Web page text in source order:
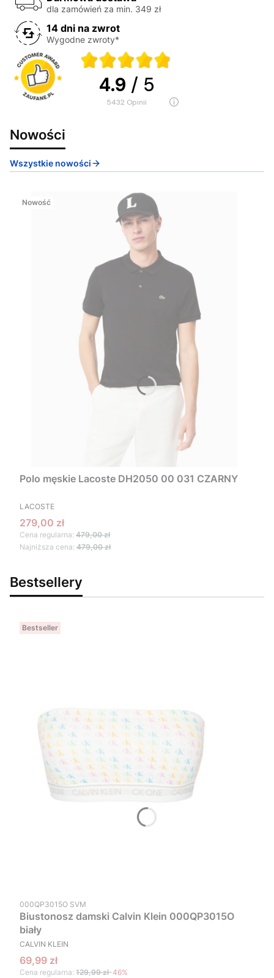
dla zamówień za min. 349 zł
14 dni na zwrot
Wygodne zwroty*
4.9 / 5
5432 opinii
Nowości
Wszystkie nowości
Nowość
Polo męskie Lacoste DH2050 00 031 CZARNY
PRODUCENT
LACOSTE
Cena promocyjna
279,00 zł
Cena regularna: 479,00 zł
Najniższa cena: 479,00 zł
Bestsellery
Bestseller
Kod produktu
000QP3015O SVM
Biustonosz damski Calvin Klein 000QP3015O
biały
PRODUCENT
CALVIN KLEIN
Cena promocyjna
69,99 zł
Cena regularna: 129,99 zł-46%